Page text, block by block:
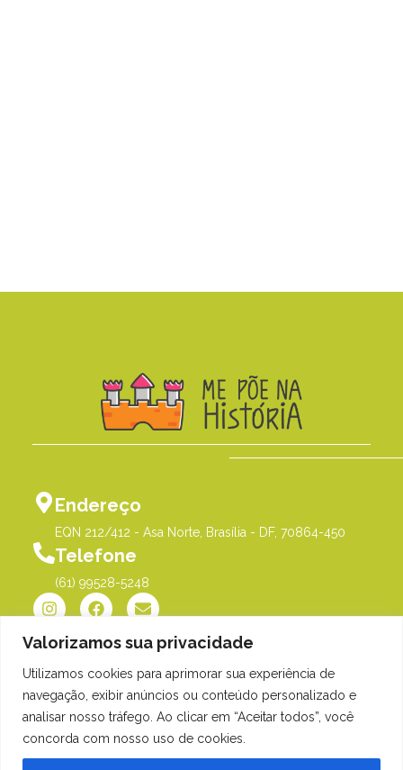
Valorizamos sua privacidade
Utilizamos cookies para aprimorar sua experiência de
navegação, exibir anúncios ou conteúdo personalizado e
analisar nosso tráfego. Ao clicar em “Aceitar todos”, você
concorda com nosso uso de cookies.
Endereço
EQN 212/412 - Asa Norte, Brasília - DF, 70864-450
Telefone
(61) 99528-5248
©Me Põe na História |
Orgulhosamente desenvolvido
por Gim Digital
Política de Privacidade